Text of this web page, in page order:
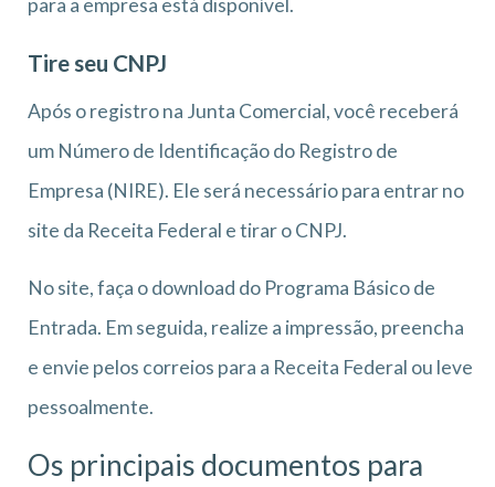
para a empresa está disponível.
Tire seu CNPJ
Após o registro na Junta Comercial, você receberá
um Número de Identificação do Registro de
Empresa (NIRE). Ele será necessário para entrar no
site da Receita Federal e tirar o CNPJ.
No site, faça o download do Programa Básico de
Entrada. Em seguida, realize a impressão, preencha
e envie pelos correios para a Receita Federal ou leve
pessoalmente.
Os principais documentos para